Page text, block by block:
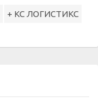
+ КС ЛОГИСТИКС